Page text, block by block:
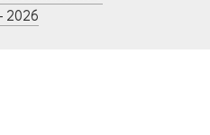
2026